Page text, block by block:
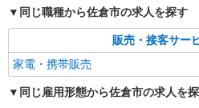
派遣社員
株式会社日本パーソナルビジネス 首
≪携帯販売｜家電
千葉県佐倉市寺
同じ職種から佐倉市の求人を探す
販売・接客サー
家電・携帯販売
同じ雇用形態から佐倉市の求人を